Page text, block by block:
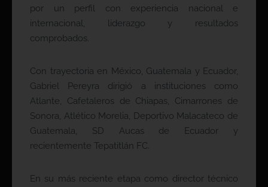
por un perfil con experiencia nacional e
internacional, liderazgo y resultados
comprobados.
Con trayectoria en México, Guatemala y Ecuador,
Gabriel Pereyra dirigió a instituciones como
Atlante, Cafetaleros de Chiapas, Cimarrones de
Sonora, Atlético Morelia, Deportivo Malacateco de
Guatemala, SD Aucas de Ecuador y
recientemente Tepatitlán FC.
En su más reciente etapa como director técnico